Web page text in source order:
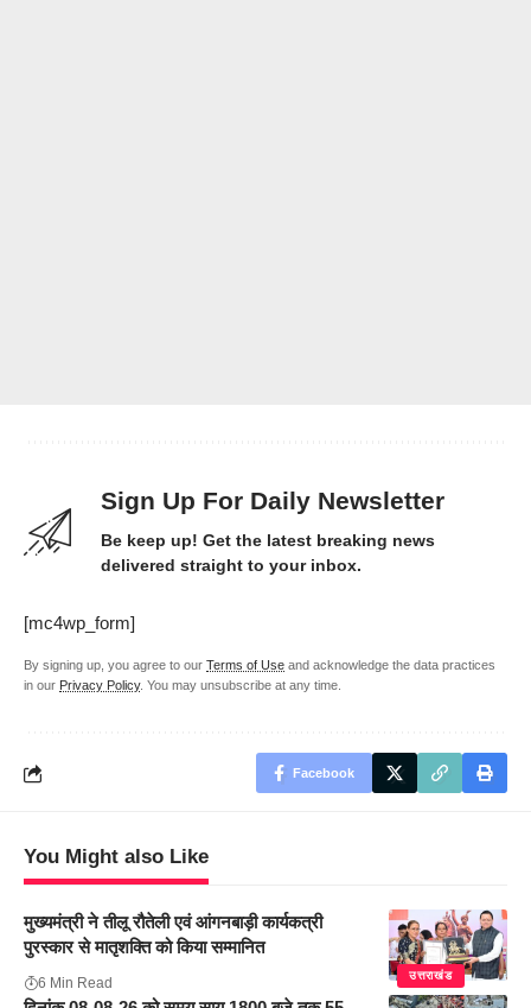
Sign Up For Daily Newsletter
Be keep up! Get the latest breaking news
delivered straight to your inbox.
[mc4wp_form]
By signing up, you agree to our Terms of Use and acknowledge the data practices
in our Privacy Policy. You may unsubscribe at any time.
Facebook
You Might also Like
उत्तराखंड
मुख्यमंत्री ने तीलू रौतेली एवं आंगनबाड़ी कार्यकत्री
पुरस्कार से मातृशक्ति को किया सम्मानित
6 Min Read